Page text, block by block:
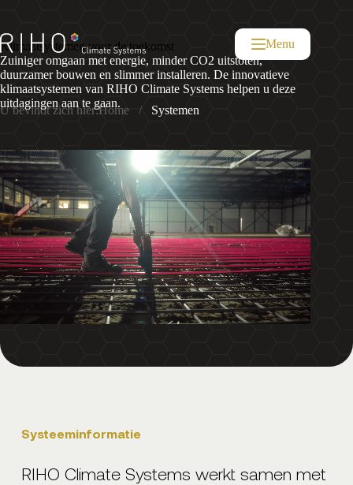
de
inhoud
Menu
U bevindt zich hier:Home / Systemen
Klimaatsystemen voor de toekomst
Zuiniger omgaan met energie, minder CO2 uitstoten,
duurzamer bouwen en slimmer installeren. De innovatieve
klimaatsystemen van RIHO Climate Systems helpen u deze
uitdagingen aan te gaan.
Systeeminformatie
RIHO Climate Systems werkt samen met